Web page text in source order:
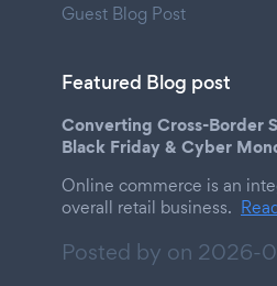
Guest Blog Post
Featured Blog post
Converting Cross-Border
Black Friday & Cyber
Online commerce is an
overall retail business.
Posted by on 2026-